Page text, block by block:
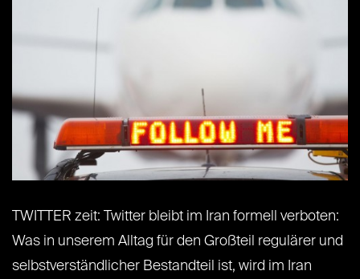
TWITTER zeit: Twitter bleibt im Iran formell verboten:
Was in unserem Alltag für den Großteil regulärer und
selbstverständlicher Bestandteil ist, wird im Iran